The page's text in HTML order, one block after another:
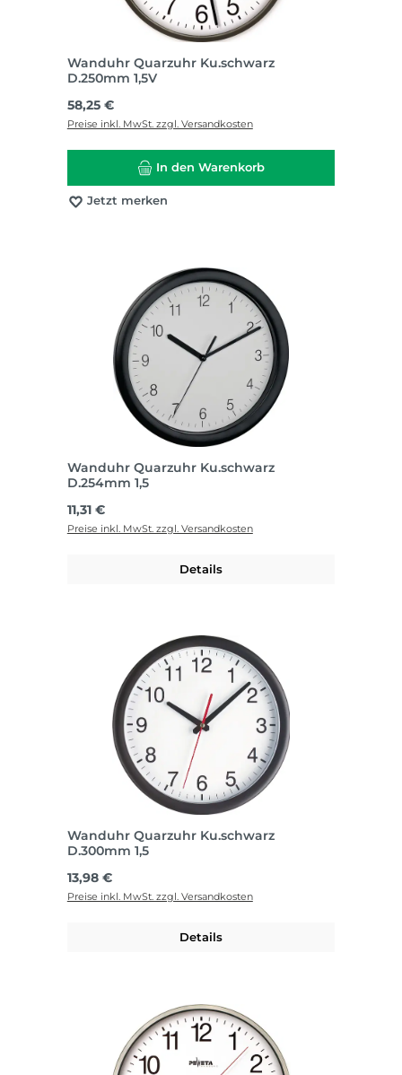
Wanduhr Quarzuhr Ku.schwarz
D.250mm 1,5V
Regulärer Preis:
58,25 €
Preise inkl. MwSt. zzgl. Versandkosten
In den Warenkorb
Jetzt merken
Wanduhr Quarzuhr Ku.schwarz
D.254mm 1,5
Regulärer Preis:
11,31 €
Preise inkl. MwSt. zzgl. Versandkosten
Details
Wanduhr Quarzuhr Ku.schwarz
D.300mm 1,5
Regulärer Preis:
13,98 €
Preise inkl. MwSt. zzgl. Versandkosten
Details